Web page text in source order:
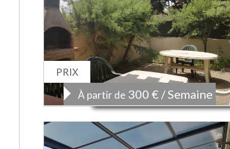
PRIX
À partir de 300 € / Semaine